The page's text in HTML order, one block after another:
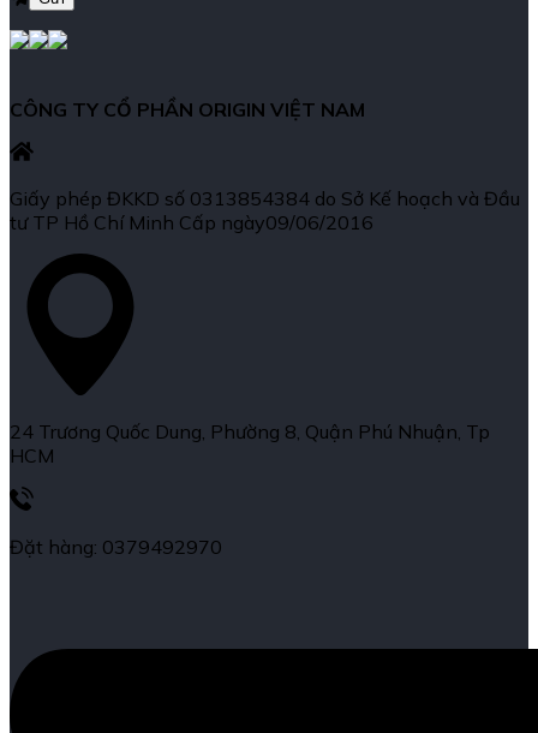
CÔNG TY CỔ PHẦN ORIGIN VIỆT NAM
Giấy phép ĐKKD số 0313854384 do Sở Kế hoạch và Đầu
tư TP Hồ Chí Minh Cấp ngày09/06/2016
24 Trương Quốc Dung, Phường 8, Quận Phú Nhuận, Tp
HCM
Đặt hàng: 0379492970